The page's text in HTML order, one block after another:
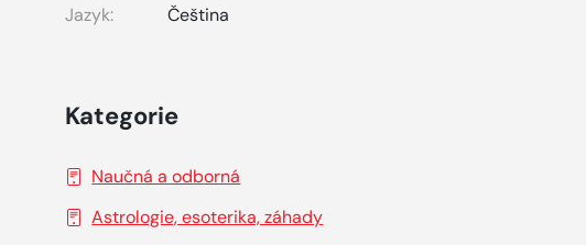
Jazyk:
Čeština
Kategorie
Naučná a odborná
Astrologie, esoterika, záhady